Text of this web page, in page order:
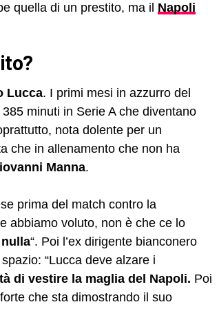
quella di un prestito, ma il Napoli
Lucca. I primi mesi in azzurro del
minuti in Serie A che diventano
nota dolente per un
che in allenamento che non ha
Manna.
prima del match contro la
abbiamo voluto, non è che ce lo
“. Poi l’ex dirigente bianconero
“Lucca deve alzare i
di vestire la maglia del Napoli. Poi
che sta dimostrando il suo